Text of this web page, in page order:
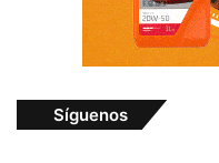
Síguenos